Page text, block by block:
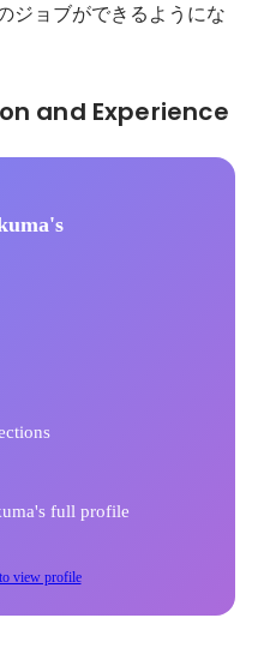
ジョブができるようにな
full profile
view profile